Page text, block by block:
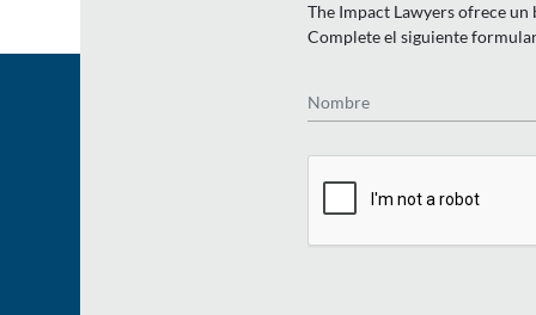
The Impact Lawyers ofrece
Complete el siguiente